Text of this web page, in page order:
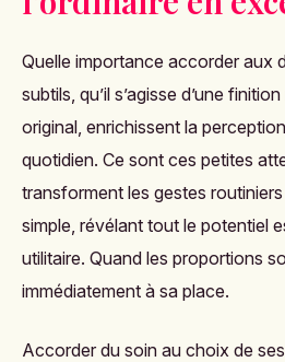
Quelle importance accorder aux
subtils, qu’il s’agisse d’une
original, enrichissent la
quotidien. Ce sont ces petites
transforment les gestes
simple, révélant tout le potentiel
utilitaire. Quand les proportions
immédiatement à sa place.
Accorder du soin au choix de